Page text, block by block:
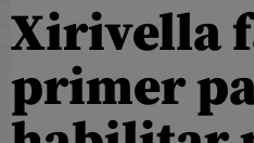
Xirivella
primer